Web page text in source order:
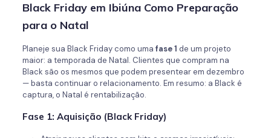
Black Friday em Ibiúna Como Preparação
para o Natal
Planeje sua Black Friday como uma fase 1 de um projeto
maior: a temporada de Natal. Clientes que compram na
Black são os mesmos que podem presentear em dezembro
— basta continuar o relacionamento. Em resumo: a Black é
captura, o Natal é rentabilização.
Fase 1: Aquisição (Black Friday)